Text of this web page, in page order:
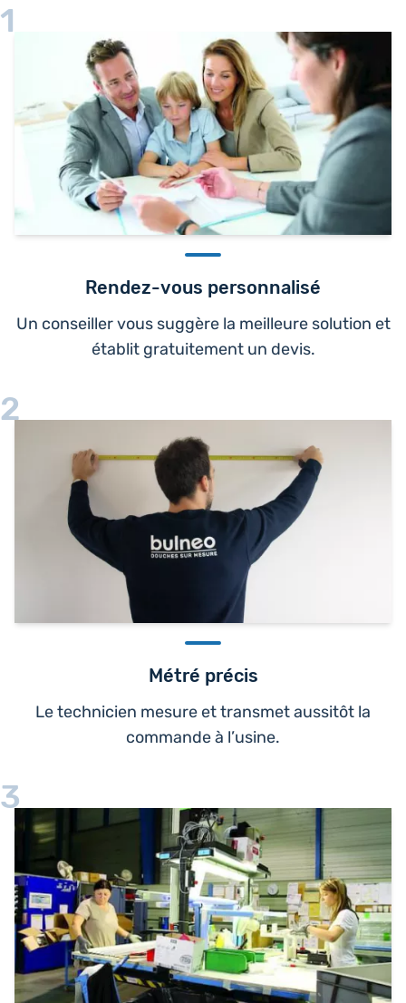
1
Rendez-vous personnalisé
Un conseiller vous suggère la meilleure solution et
établit gratuitement un devis.
2
Métré précis
Le technicien mesure et transmet aussitôt la
commande à l’usine.
3